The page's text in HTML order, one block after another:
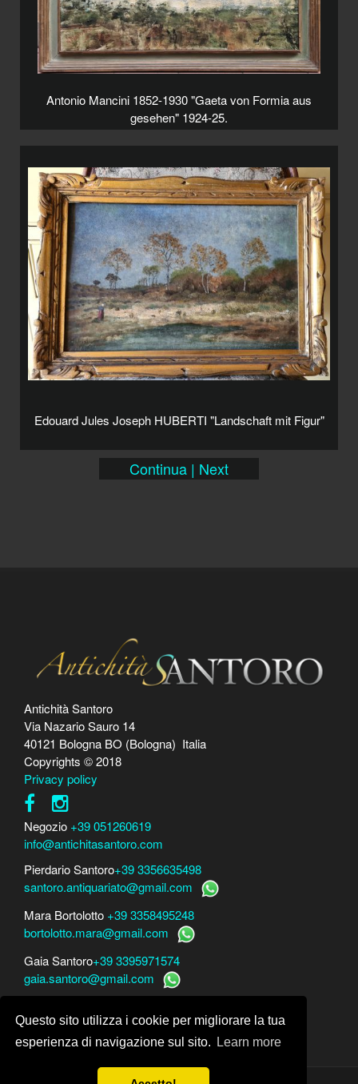
Questo sito utilizza i cookie per migliorare la tua
esperienza di navigazione sul sito.
Learn more
Antonio Mancini 1852-1930 "Gaeta von Formia aus
gesehen" 1924-25.
Edouard Jules Joseph HUBERTI "Landschaft mit Figur"
Continua | Next
Antichità Santoro
Via Nazario Sauro 14
40121 Bologna BO (Bologna) Italia
Copyrights © 2018
Privacy policy
Negozio +39 051260619
info@antichitasantoro.com
Pierdario Santoro+39 3356635498
santoro.antiquariato@gmail.com
Mara Bortolotto +39 3358495248
bortolotto.mara@gmail.com
Gaia Santoro+39 3395971574
gaia.santoro@gmail.com
Mara Bortolottowww.perito-arte-antiquariato.it
Dario Santorowww.peritoarte.info